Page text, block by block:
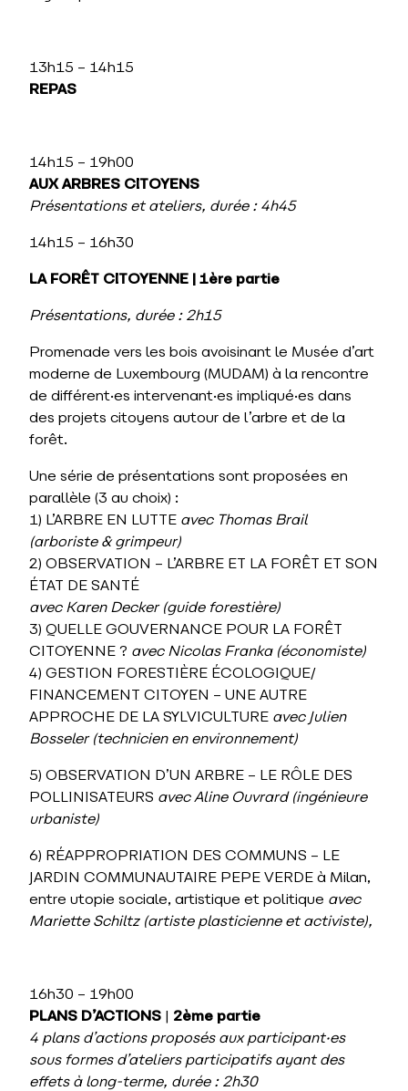
13h15 – 14h15
REPAS
14h15 – 19h00
AUX ARBRES CITOYENS
Présentations et ateliers, durée : 4h45
14h15 – 16h30
LA FORÊT CITOYENNE | 1ère partie
Présentations, durée : 2h15
Promenade vers les bois avoisinant le Musée d’art
moderne de Luxembourg (MUDAM) à la rencontre
de différent·es intervenant·es impliqué·es dans
des projets citoyens autour de l’arbre et de la
forêt.
Une série de présentations sont proposées en
parallèle (3 au choix) :
1) L’ARBRE EN LUTTE avec Thomas Brail
(arboriste & grimpeur)
2) OBSERVATION – L’ARBRE ET LA FORÊT ET SON
ÉTAT DE SANTÉ
avec Karen Decker (guide forestière)
3) QUELLE GOUVERNANCE POUR LA FORÊT
CITOYENNE ? avec Nicolas Franka (économiste)
4) GESTION FORESTIÈRE ÉCOLOGIQUE/
FINANCEMENT CITOYEN – UNE AUTRE
APPROCHE DE LA SYLVICULTURE avec Julien
Bosseler (technicien en environnement)
5) OBSERVATION D’UN ARBRE – LE RÔLE DES
POLLINISATEURS avec Aline Ouvrard (ingénieure
urbaniste)
6) RÉAPPROPRIATION DES COMMUNS – LE
JARDIN COMMUNAUTAIRE PEPE VERDE à Milan,
entre utopie sociale, artistique et politique avec
Mariette Schiltz (artiste plasticienne et activiste),
16h30 – 19h00
PLANS D’ACTIONS
2ème partie
4 plans d’actions proposés aux participant·es
sous formes d’ateliers participatifs ayant des
effets à long-terme, durée : 2h30